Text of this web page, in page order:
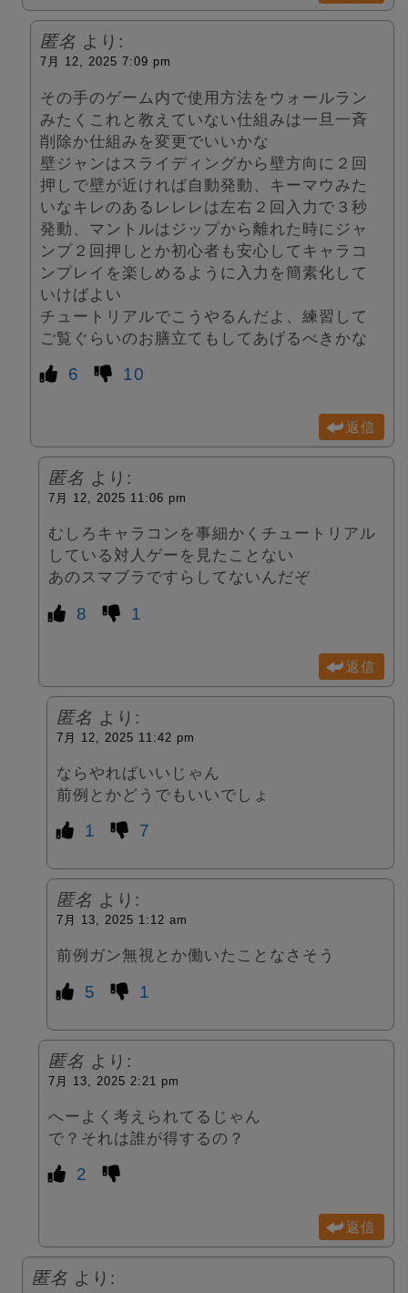
匿名 より:
7月 12, 2025 7:09 pm
その手のゲーム内で使用方法をウォールラン
みたくこれと教えていない仕組みは一旦一斉
削除か仕組みを変更でいいかな
壁ジャンはスライディングから壁方向に２回
押しで壁が近ければ自動発動、キーマウみた
いなキレのあるレレレは左右２回入力で３秒
発動、マントルはジップから離れた時にジャ
ンプ２回押しとか初心者も安心してキャラコ
ンプレイを楽しめるように入力を簡素化して
いけばよい
チュートリアルでこうやるんだよ、練習して
ご覧ぐらいのお膳立てもしてあげるべきかな
6 10
返信
匿名 より:
7月 12, 2025 11:06 pm
むしろキャラコンを事細かくチュートリアル
している対人ゲーを見たことない
あのスマブラですらしてないんだぞ
8 1
返信
匿名 より:
7月 12, 2025 11:42 pm
ならやればいいじゃん
前例とかどうでもいいでしょ
1 7
匿名 より:
7月 13, 2025 1:12 am
前例ガン無視とか働いたことなさそう
5 1
匿名 より:
7月 13, 2025 2:21 pm
へーよく考えられてるじゃん
で？それは誰が得するの？
2
返信
匿名 より: